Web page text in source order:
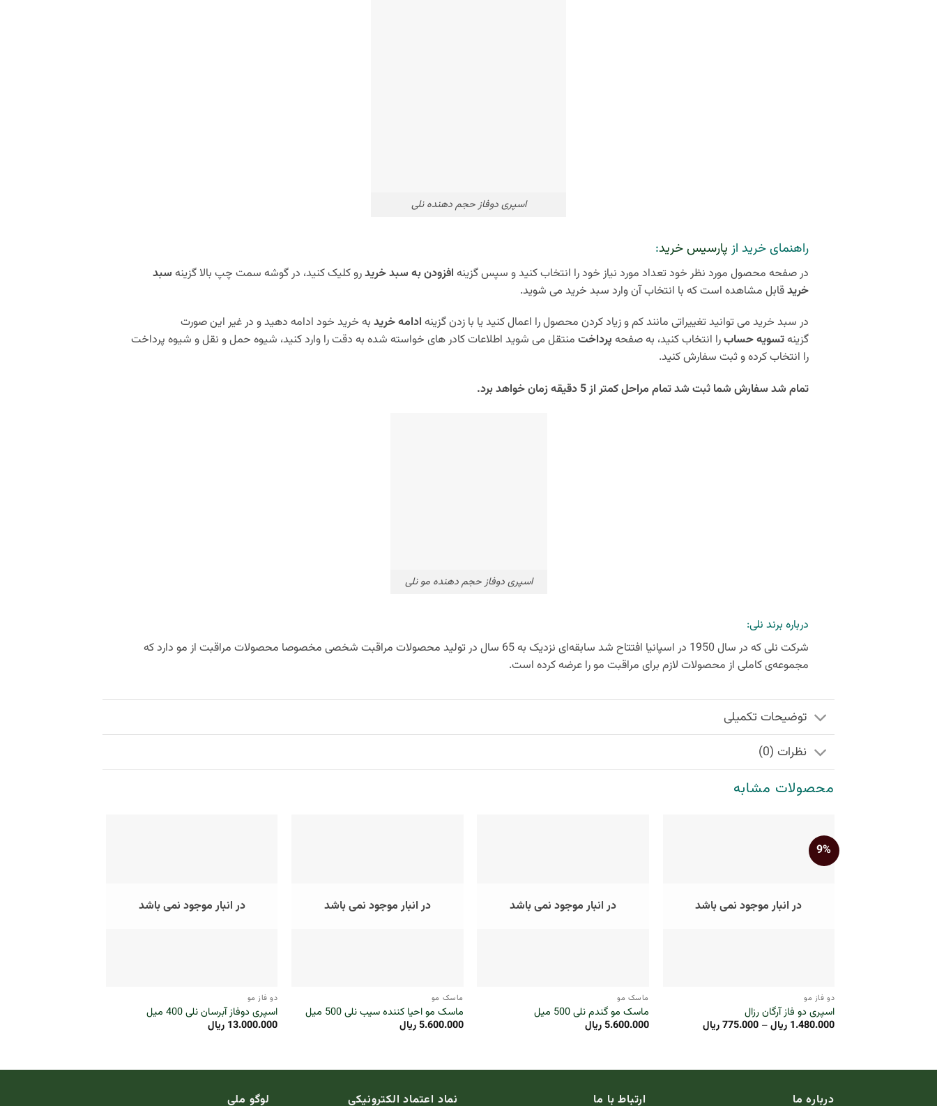
اسپری دوفاز حجم دهنده نلی
راهنمای خرید از پارسیس خرید:
در صفحه محصول مورد نظر خود تعداد مورد نیاز خود را انتخاب کنید و سپس گزینه افزودن به سبد خریدرو کلیک کنید، در گوشه سمت چپ بالا گزینه سبد
خریدقابل مشاهده است که با انتخاب آن وارد سبد خرید می شوید.
در سبد خرید می توانید تغییراتی مانند کم و زیاد کردن محصول را اعمال کنید یا با زدن گزینه ادامه خریدبه خرید خود ادامه دهید و در غیر این صورت
گزینهتسویه حسابرا انتخاب کنید، به صفحه پرداختمنتقل می شوید اطلاعات کادر های خواسته شده به دقت را وارد کنید، شیوه حمل و نقل و شیوه پرداخت
را انتخاب کرده و ثبت سفارش کنید.
تمام شد سفارش شما ثبت شد تمام مراحل کمتر از 5 دقیقه زمان خواهد برد.
اسپری دوفاز حجم دهنده مو نلی
درباره برند نلی:
شرکت نلی که در سال 1950 در اسپانیا افتتاح شد سابقه‌ای نزدیک به 65 سال در تولید محصولات مراقبت شخصی مخصوصا محصولات مراقبت از مو دارد که
مجموعه‌ی کاملی از محصولات لازم برای مراقبت مو را عرضه کرده است.
توضیحات تکمیلی
نظرات (0)
محصولات مشابه
9%
در انبار موجود نمی باشد
دو فاز مو
اسپری دو فاز آرگان رزال
1.480.000 ریال–
775.000ریالPrice
range:
در انبار موجود نمی باشد
ماسک مو
ماسک مو گندم نلی 500 میل
5.600.000ریال
در انبار موجود نمی باشد
ماسک مو
ماسک مو احیا کننده سیب نلی 500 میل
5.600.000ریال
در انبار موجود نمی باشد
دو فاز مو
اسپری دوفاز آبرسان نلی 400 میل
13.000.000 ریال
درباره ما ارتباط با ما نماد اعتماد الکترونیکی لوگو ملی